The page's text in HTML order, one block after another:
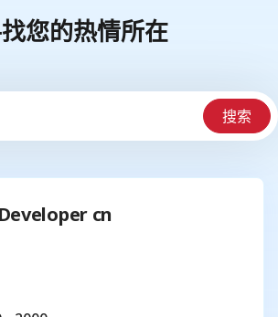
您的热情所在
搜索
cn